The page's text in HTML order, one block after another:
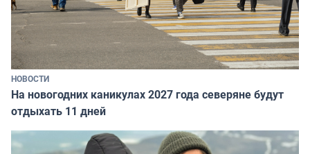
НОВОСТИ
На новогодних каникулах 2027 года северяне будут
отдыхать 11 дней